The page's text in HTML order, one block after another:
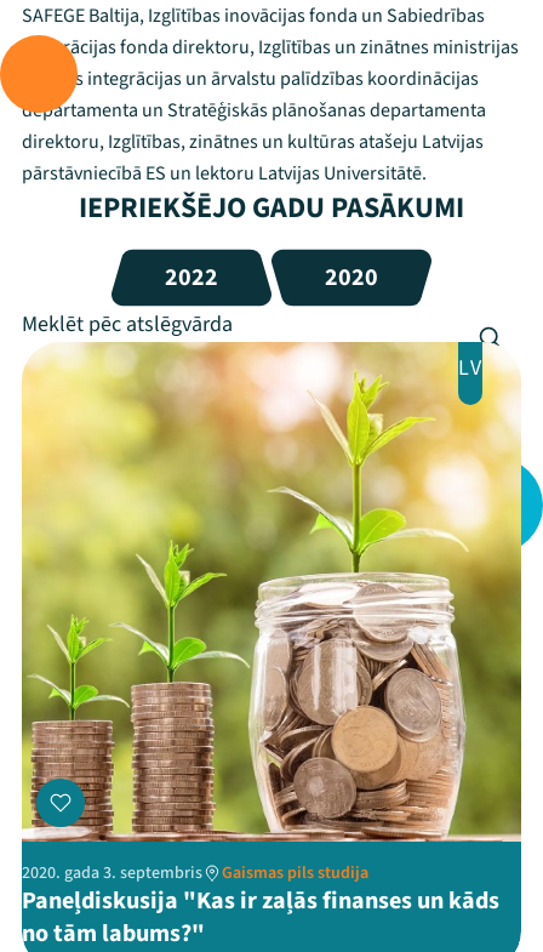
Mana programma
Festivāls
Programma
Arhīvs
Viņi bija LAMPĀ 2026
Jaunumi
Ziedo
Veikals
Kontakti
SAFEGE Baltija, Izglītības inovācijas fonda un Sabiedrības
integrācijas fonda direktoru, Izglītības un zinātnes ministrijas
Eiropas integrācijas un ārvalstu palīdzības koordinācijas
departamenta un Stratēģiskās plānošanas departamenta
direktoru, Izglītības, zinātnes un kultūras atašeju Latvijas
pārstāvniecībā ES un lektoru Latvijas Universitātē.
IEPRIEKŠĒJO GADU PASĀKUMI
2022 2020
LV
2020. gada 3. septembris Gaismas pils studija
Paneļdiskusija "Kas ir zaļās finanses un kāds
no tām labums?"